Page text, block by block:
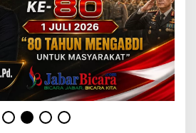
s
s
i
A
d
a
l